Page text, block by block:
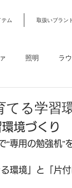
テム 取扱いブラン
照明 ラ
てる学習
境づくり
専用の勉強机”
環境」と「片